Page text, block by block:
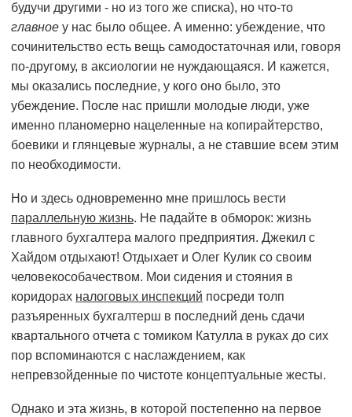
будучи другими - но из того же списка), но что-то
главное у нас было общее. А именно: убеждение, что
сочинительство есть вещь самодостаточная или, говоря
по-другому, в аксиологии не нуждающаяся. И кажется,
мы оказались последние, у кого оно было, это
убеждение. После нас пришли молодые люди, уже
именно планомерно нацеленные на копирайтерство,
боевики и глянцевые журналы, а не ставшие всем этим
по необходимости.
Но и здесь одновременно мне пришлось вести
параллельную жизнь. Не падайте в обморок: жизнь
главного бухгалтера малого предприятия. Джекил с
Хайдом отдыхают! Отдыхает и Олег Кулик со своим
человекособачеством. Мои сидения и стояния в
коридорах налоговых инспекций посреди толп
разъяренных бухгалтерш в последний день сдачи
квартального отчета с томиком Катулла в руках до сих
пор вспоминаются с наслаждением, как
непревзойденные по чистоте концептуальные жесты.
Однако и эта жизнь, в которой постепенно на первое